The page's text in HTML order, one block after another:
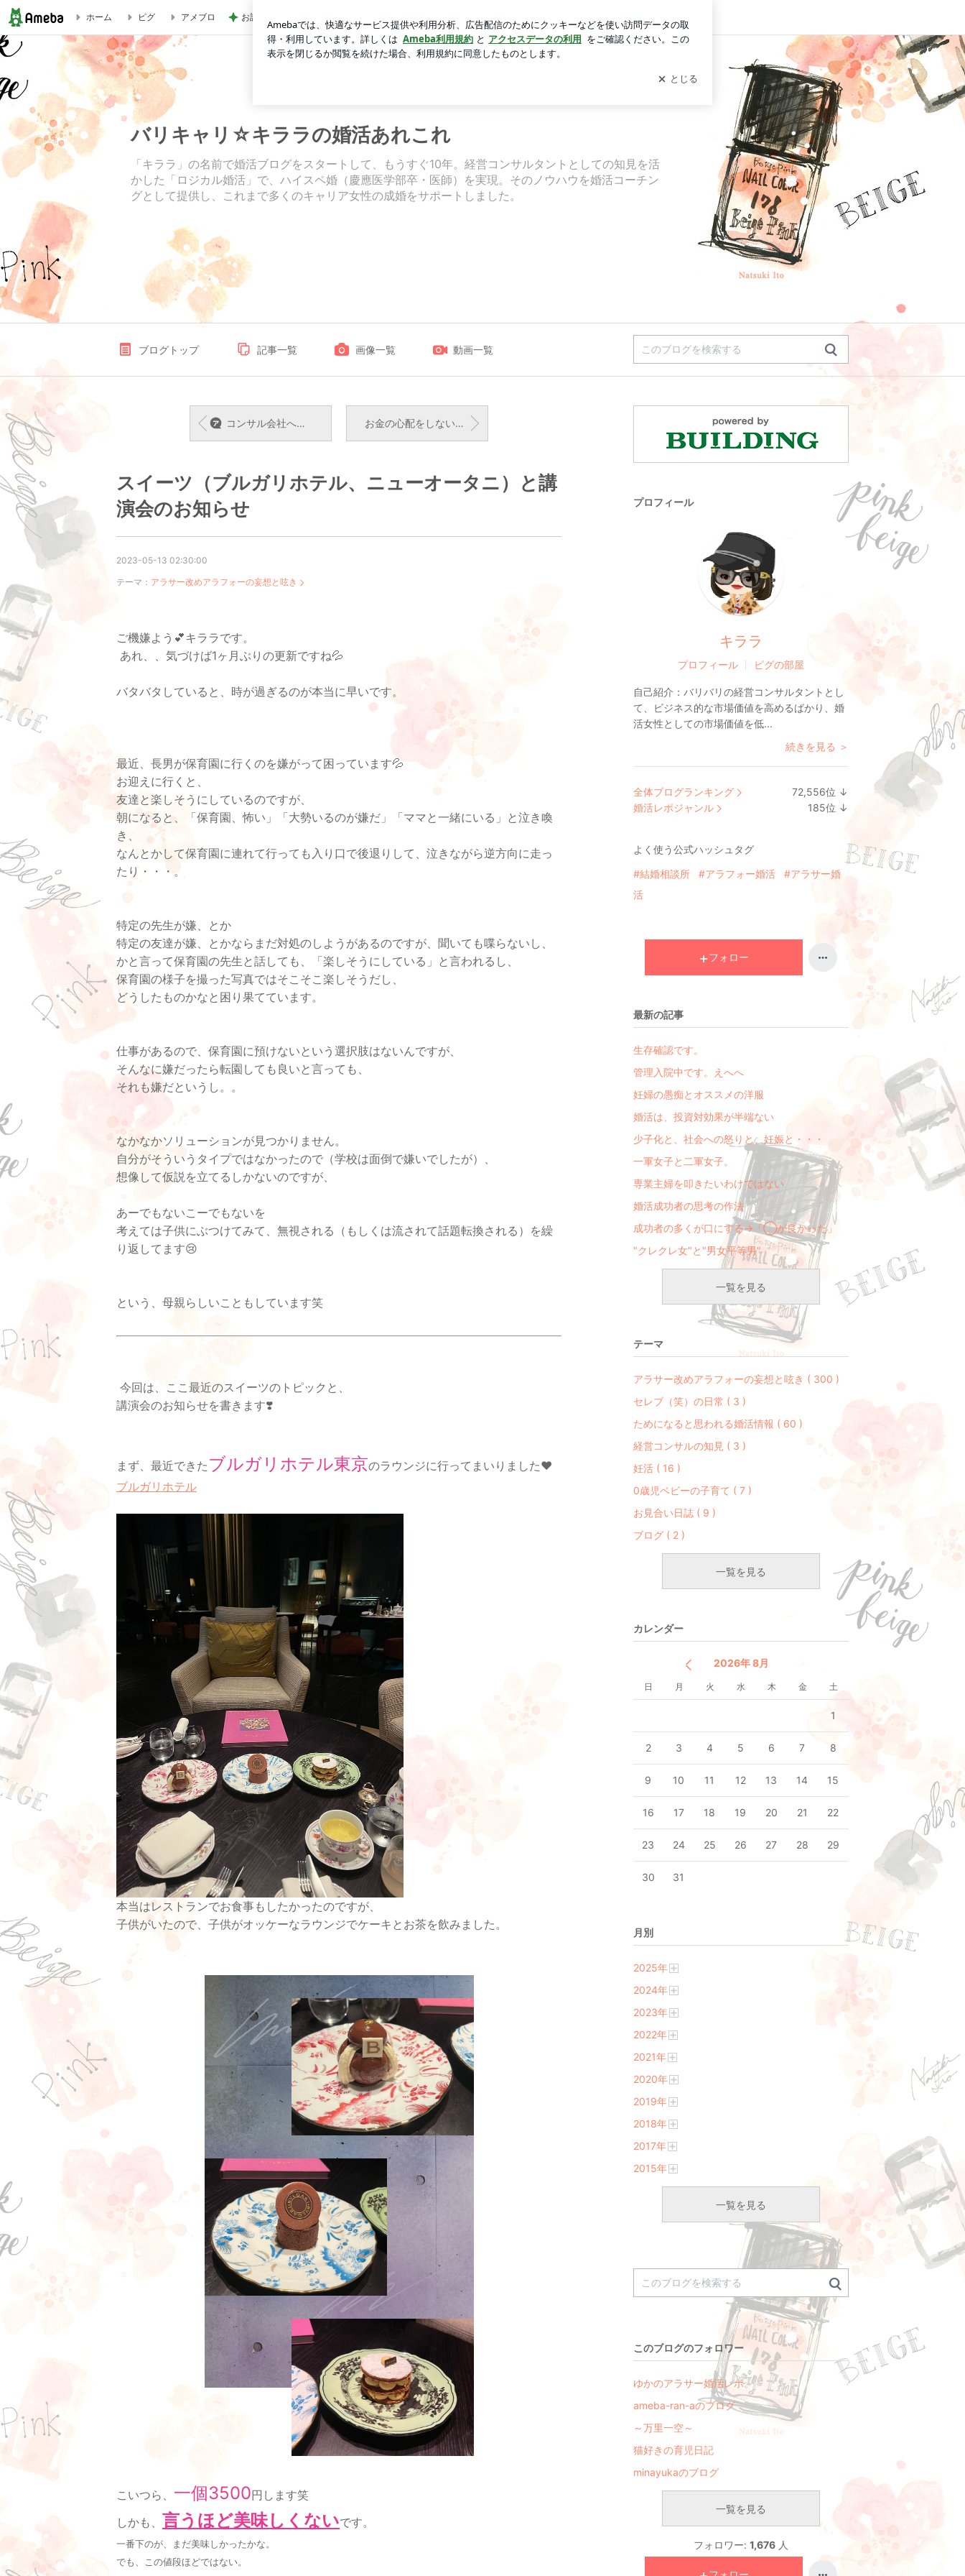
スイーツ（ブルガリホテル、ニューオータニ）と講演会のお知らせ | バリキャリ☆キララの婚活あれこれ
ホーム ピグ アメブロ お話しと歌を届けたあたたかい講演会 新規登録 ログイン
バリキャリ☆キララの婚活あれこれ
「キララ」の名前で婚活ブログをスタートして、もうすぐ10年。経営コンサルタントとしての知見を活
かした「ロジカル婚活」で、ハイスペ婚（慶應医学部卒・医師）を実現。そのノウハウを婚活コーチン
グとして提供し、これまで多くのキャリア女性の成婚をサポートしました。
ブログトップ 記事一覧 画像一覧 動画一覧
コンサル会社へのフルタイム復帰？ お金の心配をしないために大切なことパート2
スイーツ（ブルガリホテル、ニューオータニ）と講
演会のお知らせ
2023-05-13 02:30:00
テーマ： アラサー改めアラフォーの妄想と呟き
ご機嫌よう💕キララです。
あれ、、気づけば1ヶ月ぶりの更新ですね💦
バタバタしていると、時が過ぎるのが本当に早いです。
最近、長男が保育園に行くのを嫌がって困っています💦
お迎えに行くと、
友達と楽しそうにしているのですが、
朝になると、「保育園、怖い」「大勢いるのが嫌だ」「ママと一緒にいる」と泣き喚
き、
なんとかして保育園に連れて行っても入り口で後退りして、泣きながら逆方向に走っ
たり・・・。
特定の先生が嫌、とか
特定の友達が嫌、とかならまだ対処のしようがあるのですが、聞いても喋らないし、
かと言って保育園の先生と話しても、「楽しそうにしている」と言われるし、
保育園の様子を撮った写真ではそこそこ楽しそうだし、
どうしたものかなと困り果てています。
仕事があるので、保育園に預けないという選択肢はないんですが、
そんなに嫌だったら転園しても良いと言っても、
それも嫌だというし。。
なかなかソリューションが見つかりません。
自分がそういうタイプではなかったので（学校は面倒で嫌いでしたが）、
想像して仮説を立てるしかないのですが、
あーでもないこーでもないを
考えては子供にぶつけてみて、無視される（もしくは流されて話題転換される）を繰
り返してます😢
という、母親らしいこともしています笑
今回は、ここ最近のスイーツのトピックと、
講演会のお知らせを書きます❣️
まず、最近できた ブルガリホテル東京のラウンジに行ってまいりました❤️
ブルガリホテル
本当はレストランでお食事もしたかったのですが、
子供がいたので、子供がオッケーなラウンジでケーキとお茶を飲みました。
こいつら、 一個3500円します笑
しかも、 言うほど美味しくないです。
一番下のが、まだ美味しかったかな。
でも、この値段ほどではない。
プロフィール
キララ
プロフィール ピグの部屋
自己紹介： バリバリの経営コンサルタントとし
て、ビジネス的な市場価値を高めるばかり、婚
活女性としての市場価値を低...
続きを見る ＞
全体ブログランキング 72,556位 ↓
ン
グ
婚活レポジャンル 185位 ↓
キ
ン
よく使う公式ハッシュタグ
#結婚相談所 #アラフォー婚活
#アラサー婚
活
フォロー
最新の記事
生存確認です。
管理入院中です。えへへ
妊婦の愚痴とオススメの洋服
婚活は、投資対効果が半端ない
少子化と、社会への怒りと、妊娠と・・・
一軍女子と二軍女子。
専業主婦を叩きたいわけではない
婚活成功者の思考の作法
成功者の多くが口にする→「◯が良かった」
"クレクレ女"と"男女平等男"
一覧を見る
テーマ
アラサー改めアラフォーの妄想と呟き ( 300 )
セレブ（笑）の日常 ( 3 )
ためになると思われる婚活情報 ( 60 )
経営コンサルの知見 ( 3 )
妊活 ( 16 )
0歳児ベビーの子育て ( 7 )
お見合い日誌 ( 9 )
ブログ ( 2 )
一覧を見る
カレンダー
2026年 8月
日 月 火 水 木 金 土
1
2 3 4 5 6 7 8
9 10 11 12 13 14 15
16 17 18 19 20 21 22
23 24 25 26 27 28 29
30 31
月別
2025年
2024年
2023年
2022年
2021年
2020年
2019年
2018年
2017年
2015年
一覧を見る
このブログのフォロワー
ゆかのアラサー婚活レポ。
ameba-ran-aのブログ
～万里一空～
猫好きの育児日記
minayukaのブログ
一覧を見る
フォロワー: 1,676 人